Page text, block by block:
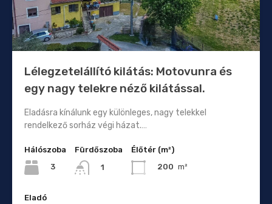
Lélegzetelállító kilátás: Motovunra és
egy nagy telekre néző kilátással.
Eladásra kínálunk egy különleges, nagy telekkel
rendelkező sorház végi házat.…
Hálószoba
3
Fürdőszoba
1
Élőtér (m²)
200 m²
Eladó